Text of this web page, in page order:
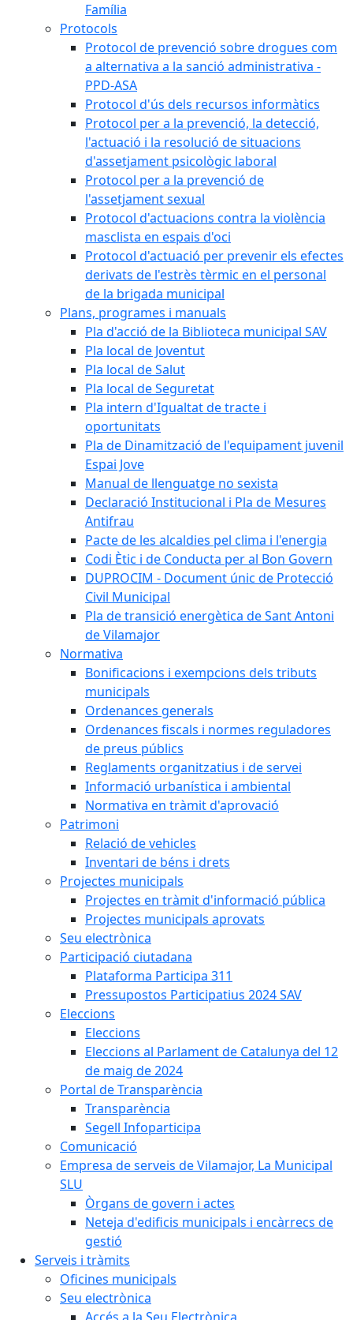
Família
Protocols
Protocol de prevenció sobre drogues com
a alternativa a la sanció administrativa -
PPD-ASA
Protocol d'ús dels recursos informàtics
Protocol per a la prevenció, la detecció,
l'actuació i la resolució de situacions
d'assetjament psicològic laboral
Protocol per a la prevenció de
l'assetjament sexual
Protocol d'actuacions contra la violència
masclista en espais d'oci
Protocol d'actuació per prevenir els efectes
derivats de l'estrès tèrmic en el personal
de la brigada municipal
Plans, programes i manuals
Pla d'acció de la Biblioteca municipal SAV
Pla local de Joventut
Pla local de Salut
Pla local de Seguretat
Pla intern d'Igualtat de tracte i
oportunitats
Pla de Dinamització de l'equipament juvenil
Espai Jove
Manual de llenguatge no sexista
Declaració Institucional i Pla de Mesures
Antifrau
Pacte de les alcaldies pel clima i l'energia
Codi Ètic i de Conducta per al Bon Govern
DUPROCIM - Document únic de Protecció
Civil Municipal
Pla de transició energètica de Sant Antoni
de Vilamajor
Normativa
Bonificacions i exempcions dels tributs
municipals
Ordenances generals
Ordenances fiscals i normes reguladores
de preus públics
Reglaments organitzatius i de servei
Informació urbanística i ambiental
Normativa en tràmit d'aprovació
Patrimoni
Relació de vehicles
Inventari de béns i drets
Projectes municipals
Projectes en tràmit d'informació pública
Projectes municipals aprovats
Seu electrònica
Participació ciutadana
Plataforma Participa 311
Pressupostos Participatius 2024 SAV
Eleccions
Eleccions
Eleccions al Parlament de Catalunya del 12
de maig de 2024
Portal de Transparència
Transparència
Segell Infoparticipa
Comunicació
Empresa de serveis de Vilamajor, La Municipal
SLU
Òrgans de govern i actes
Neteja d'edificis municipals i encàrrecs de
gestió
Serveis i tràmits
Oficines municipals
Seu electrònica